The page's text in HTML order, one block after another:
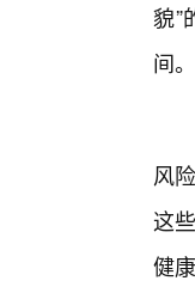
貌”
间。
风
这
健